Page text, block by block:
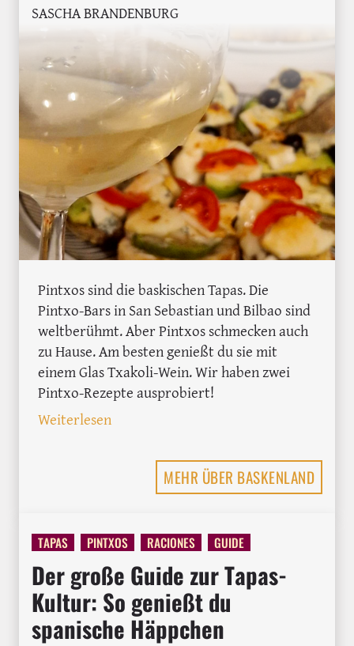
SASCHA BRANDENBURG
Pintxos sind die baskischen Tapas. Die
Pintxo-Bars in San Sebastian und Bilbao sind
weltberühmt. Aber Pintxos schmecken auch
zu Hause. Am besten genießt du sie mit
einem Glas Txakoli-Wein. Wir haben zwei
Pintxo-Rezepte ausprobiert!
Weiterlesen: Kaixo Pintxos und Txakoli - xxx für
MEHR ÜBER BASKENLAND
TAPAS PINTXOS RACIONES GUIDE
Der große Guide zur Tapas-
Kultur: So genießt du
spanische Häppchen